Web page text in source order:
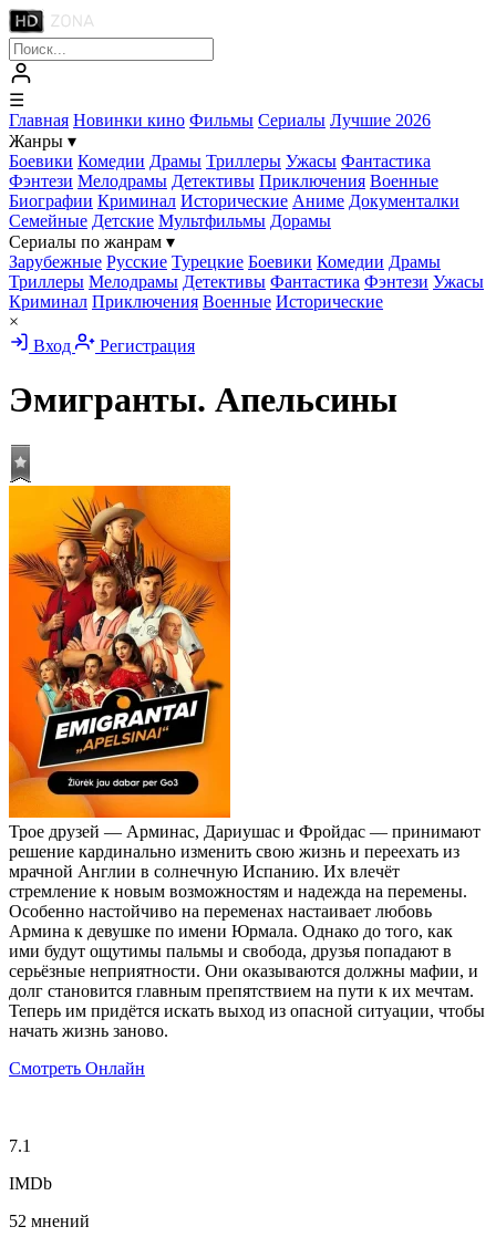
☰
Главная Новинки кино Фильмы Сериалы Лучшие 2026
Жанры ▾
Боевики Комедии Драмы Триллеры Ужасы Фантастика
Фэнтези Мелодрамы Детективы Приключения Военные
Биографии Криминал Исторические Аниме Документалки
Семейные Детские Мультфильмы Дорамы
Сериалы по жанрам ▾
Зарубежные Русские Турецкие Боевики Комедии Драмы
Триллеры Мелодрамы Детективы Фантастика Фэнтези Ужасы
Криминал Приключения Военные Исторические
×
Вход
Регистрация
Эмигранты. Апельсины
Трое друзей — Арминас, Дариушас и Фройдас — принимают
решение кардинально изменить свою жизнь и переехать из
мрачной Англии в солнечную Испанию. Их влечёт
стремление к новым возможностям и надежда на перемены.
Особенно настойчиво на переменах настаивает любовь
Армина к девушке по имени Юрмала. Однако до того, как
ими будут ощутимы пальмы и свобода, друзья попадают в
серьёзные неприятности. Они оказываются должны мафии, и
долг становится главным препятствием на пути к их мечтам.
Теперь им придётся искать выход из опасной ситуации, чтобы
начать жизнь заново.
Смотреть Онлайн
7.1
IMDb
52 мнений